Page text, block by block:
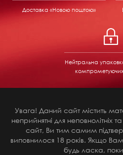
Доставка «Новою поштою»
Нейтральна
Увага! Даний сайт містить
неприйнятні для неповнолітніх
сайт, Ви тим самим
виповнилося 18 років. Якщо
будь ласка,